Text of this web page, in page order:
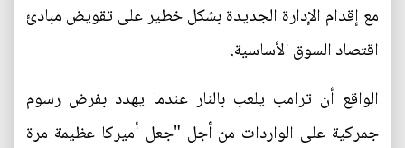
مع إقدام الإدارة الجديدة بشكل خطير على تقويض مبادئ
اقتصاد السوق الأساسية.
الواقع أن ترامب يلعب بالنار عندما يهدد بفرض رسوم
جمركية على الواردات من أجل "جعل أميركا عظيمة مرة